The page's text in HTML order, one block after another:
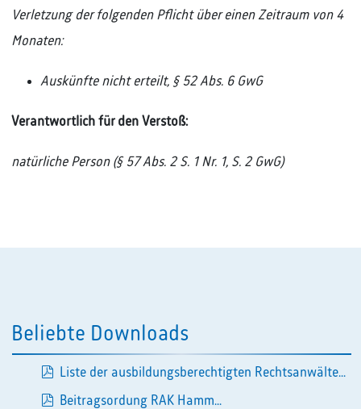
Verletzung der folgenden Pflicht über einen Zeitraum von 4
Monaten:
Auskünfte nicht erteilt, § 52 Abs. 6 GwG
Verantwortlich für den Verstoß:
natürliche Person (§ 57 Abs. 2 S. 1 Nr. 1, S. 2 GwG)
Beliebte Downloads
pdf
Liste der ausbildungsberechtigten Rechtsanwälte...
Beitragsordung RAK Hamm...